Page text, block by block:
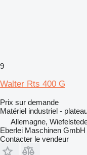
9
Walter Rts 400 G
Prix sur demande
Matériel industriel -
Allemagne,
Eberlei Maschinen
Contacter le vendeur